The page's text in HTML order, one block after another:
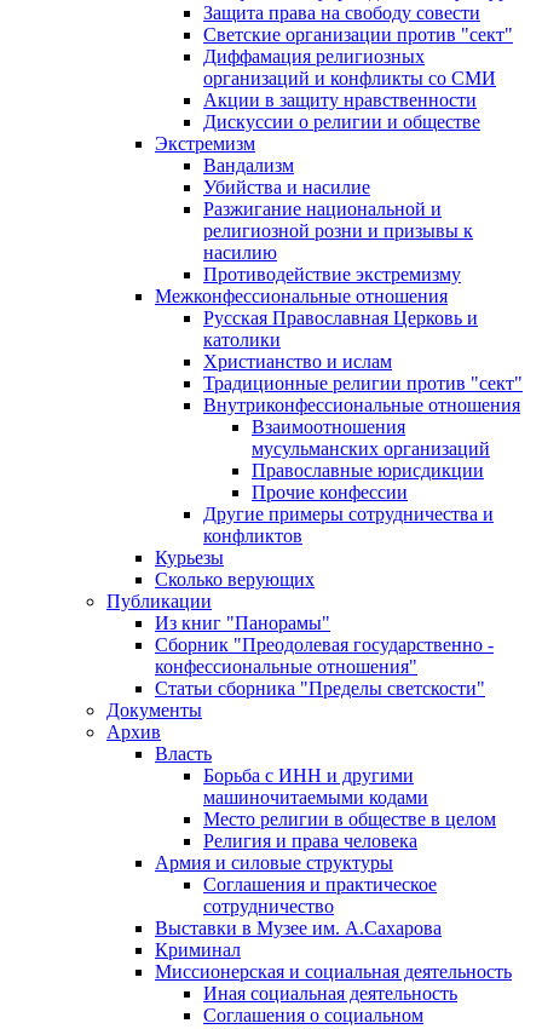
Защита права на свободу совести
Светские организации против "сект"
Диффамация религиозных
организаций и конфликты со СМИ
Акции в защиту нравственности
Дискуссии о религии и обществе
Экстремизм
Вандализм
Убийства и насилие
Разжигание национальной и
религиозной розни и призывы к
насилию
Противодействие экстремизму
Межконфессиональные отношения
Русская Православная Церковь и
католики
Христианство и ислам
Традиционные религии против "сект"
Внутриконфессиональные отношения
Взаимоотношения
мусульманских организаций
Православные юрисдикции
Прочие конфессии
Другие примеры сотрудничества и
конфликтов
Курьезы
Сколько верующих
Публикации
Из книг "Панорамы"
Сборник "Преодолевая государственно -
конфессиональные отношения"
Статьи сборника "Пределы светскости"
Документы
Архив
Власть
Борьба с ИНН и другими
машиночитаемыми кодами
Место религии в обществе в целом
Религия и права человека
Армия и силовые структуры
Соглашения и практическое
сотрудничество
Выставки в Музее им. А.Сахарова
Криминал
Миссионерская и социальная деятельность
Иная социальная деятельность
Соглашения о социальном